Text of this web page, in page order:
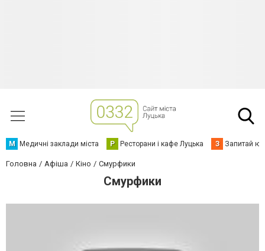
М Медичні заклади міста Р Ресторани і кафе Луцька З Запитай
Головна Афіша Кіно Смурфики
Смурфики